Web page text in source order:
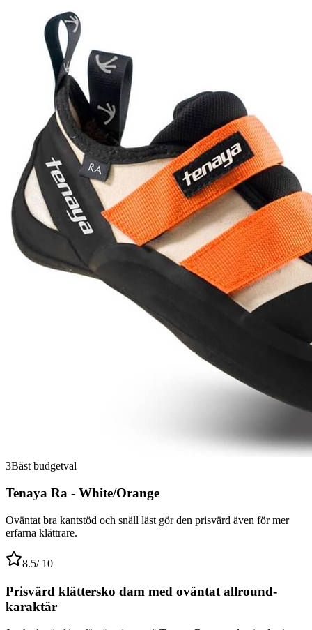
3Bäst budgetval
Tenaya Ra - White/Orange
Oväntat bra kantstöd och snäll läst gör den prisvärd även för mer
erfarna klättrare.
8.5/ 10
Prisvärd klättersko dam med oväntat allround-
karaktär